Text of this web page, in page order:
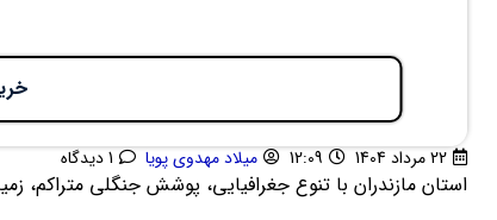
22 مرداد 1404 12:09 میلاد مهدوی پویا 1 دیدگاه
استان مازندران با تنوع جغرافیایی، پوشش جنگلی